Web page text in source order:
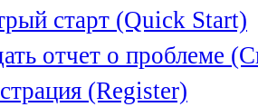
старт (Quick Start)
отчет о проблеме
(Register)